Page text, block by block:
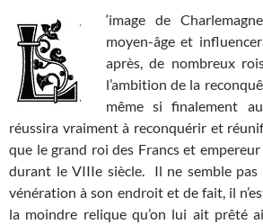
‘image de
moyen-âge et
après, de nombreux
l’ambition de la
même si finalement
réussira vraiment à reconquérir et
que le grand roi des Francs et
durant le VIIIe siècle. Il ne semble pas
vénération à son endroit et de fait, il
la moindre relique qu’on lui ait prêté